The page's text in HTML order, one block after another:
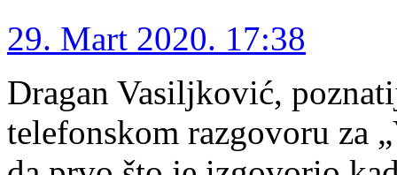
29. Mart 2020. 17:38
Dragan Vasiljković,
telefonskom razgovoru za